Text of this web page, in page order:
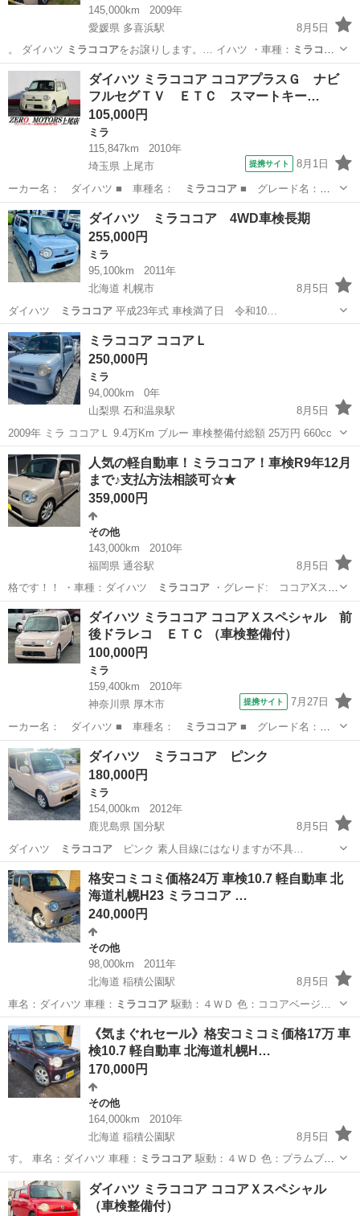
145,000km
2009年
愛媛県 多喜浜駅
8月5日
。 ダイハツ ミラココアをお譲りします。… イハツ ・車種： ミラココ
ア・年式：平成2… マル車両ですミラココアはコンパクトで運…
愛媛 新居浜市 ミラココア
ダイハツ ミラココア ココアプラスＧ ナビ
フルセグＴＶ ＥＴＣ スマートキー…
105,000円
ミラ
115,847km
2010年
埼玉県 上尾市
提携サイト 8月1日
ーカー名： ダイハツ ■ 車種名： ミラココア■ グレード名：
ココアプラスＧ …
埼玉 上尾市 ミラ
ダイハツ ミラココア 4WD車検長期
255,000円
ミラ
95,100km
2011年
北海道 札幌市
8月5日
ダイハツ
ミラココア平成23年式 車検満了日 令和10…
北海道 札幌市
ミラココア ココアＬ
250,000円
ミラ
94,000km
0年
山梨県 石和温泉駅
8月5日
2009年 ミラ ココアＬ 9.4万Km ブルー 車検整備付総額 25万円 660cc
山梨 笛吹市 石和温泉駅
人気の軽自動車！ミラココア！車検R9年12月
まで♪支払方法相談可☆★
359,000円
その他
143,000km
2010年
福岡県 通谷駅
8月5日
格です！！ ・車種：ダイハツ
ミラココア・グレード: ココアXスペ
シ…
福岡 中間市 通谷駅 その他 ミラココア
ダイハツ ミラココア ココアＸスペシャル 前
後ドラレコ ＥＴＣ （車検整備付）
100,000円
ミラ
159,400km
2010年
神奈川県 厚木市
提携サイト 7月27日
ーカー名： ダイハツ ■ 車種名： ミラココア■ グレード名：
ココアＸスペシャ…
神奈川 厚木市
ダイハツ ミラココア ピンク
180,000円
ミラ
154,000km
2012年
鹿児島県 国分駅
8月5日
ダイハツ
ミラココアピンク 素人目線にはなりますが不具…
鹿児島 霧島市 国分駅 ミラ
格安コミコミ価格24万 車検10.7 軽自動車 北
海道札幌H23 ミラココア …
240,000円
その他
98,000km
2011年
北海道 稲積公園駅
8月5日
車名：ダイハツ 車種： ミラココア駆動：４ＷＤ 色：ココアベージ…
北海道 札幌市 稲積公園駅 その他
《気まぐれセール》格安コミコミ価格17万 車
検10.7 軽自動車 北海道札幌H…
170,000円
その他
164,000km
2010年
北海道 稲積公園駅
8月5日
す。 車名：ダイハツ 車種： ミラココア駆動：４ＷＤ 色：プラムブラ
ウ…
北海道 札幌市 稲積公園駅
ダイハツ ミラココア ココアＸスペシャル
（車検整備付）